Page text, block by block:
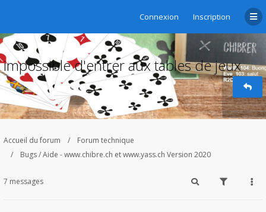
Connexion Inscription
impossible d'entrer aux tables de jeux
Accueil du forum
Forum technique
Bugs / Aide - www.chibre.ch et www.yass.ch Version 2020
7 messages